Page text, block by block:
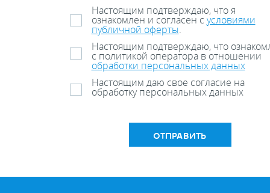
Настоящим подтверждаю, что я
ознакомлен и согласен с условиями
публичной оферты.
Настоящим подтверждаю, что
с политикой оператора в отношении
обработки персональных данных
Настоящим даю свое согласие на
обработку персональных данных
ОТПРАВИТЬ